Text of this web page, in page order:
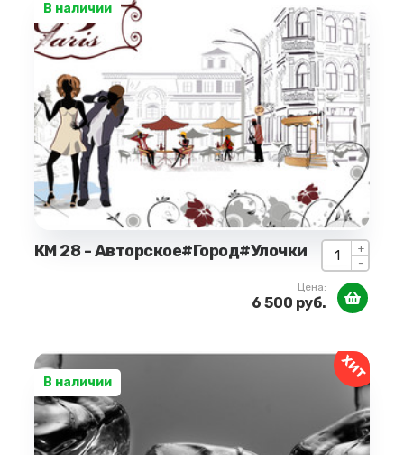
В наличии
КМ 28 - Авторское#Город#Улочки +
-
Цена:
6 500 руб.
В наличии ХИТ